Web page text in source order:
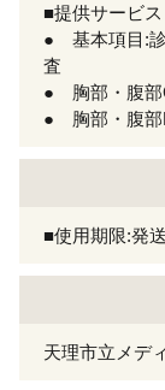
■提供サービス
● 基本項目:診
査
● 胸部・腹部
● 胸部・腹部
■使用期限:発
天理市立メデ